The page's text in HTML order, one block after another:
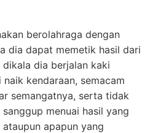
berolahraga dengan
dia dapat memetik hasil dari
dia berjalan kaki
kendaraan, semacam
semangatnya, serta tidak
menuai hasil yang
apapun yang